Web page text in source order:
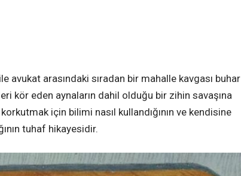
avukat arasındaki sıradan bir mahalle kavgası buhar
kör eden aynaların dahil olduğu bir zihin savaşına
için bilimi nasıl kullandığının ve kendisine
tuhaf hikayesidir.